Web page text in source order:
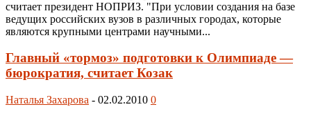
считает президент НОПРИЗ. "При условии создания на базе
ведущих российских вузов в различных городах, которые
являются крупными центрами научными...
Главный «тормоз» подготовки к Олимпиаде —
бюрократия, считает Козак
Наталья Захарова - 02.02.2010 0